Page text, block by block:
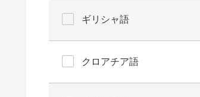
ギリシャ語
クロアチア語